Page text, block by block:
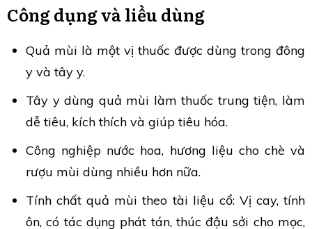
Công dụng và liều dùng
Quả mùi là một vị thuốc được dùng trong đông
y và tây y.
Tây y dùng quả mùi làm thuốc trung tiện, làm
dễ tiêu, kích thích và giúp tiêu hóa.
Công nghiệp nước hoa, hương liệu cho chè và
rượu mùi dùng nhiều hơn nữa.
Tính chất quả mùi theo tài liệu cổ: Vị cay, tính
ôn, có tác dụng phát tán, thúc đậu sởi cho mọc,